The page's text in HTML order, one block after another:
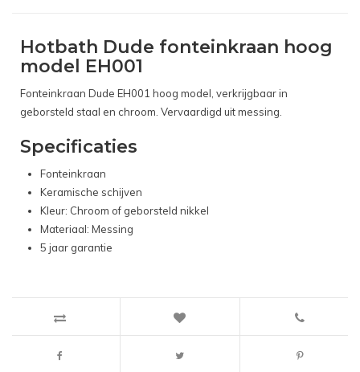
Hotbath Dude fonteinkraan hoog
model EH001
Fonteinkraan Dude EH001 hoog model, verkrijgbaar in
geborsteld staal en chroom. Vervaardigd uit messing.
Specificaties
Fonteinkraan
Keramische schijven
Kleur: Chroom of geborsteld nikkel
Materiaal: Messing
5 jaar garantie